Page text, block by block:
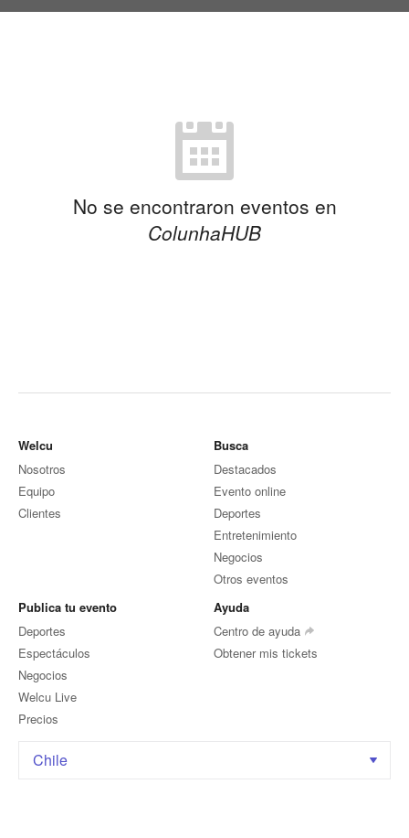
No se encontraron eventos en
ColunhaHUB
Welcu
Nosotros
Equipo
Clientes
Busca
Destacados
Evento online
Deportes
Entretenimiento
Negocios
Otros eventos
Publica tu evento
Deportes
Espectáculos
Negocios
Welcu Live
Precios
Ayuda
Centro de ayuda
Obtener mis tickets
Chile